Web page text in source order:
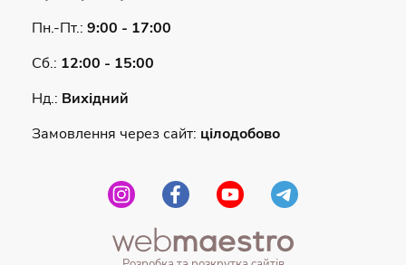
Пн.-Пт.: 9:00 - 17:00
Сб.: 12:00 - 15:00
Нд.: Вихідний
Замовлення через сайт: цілодобово